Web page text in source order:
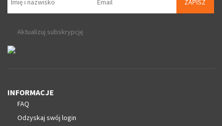
ZAPISZ
Aktualizuj subskrypcję
INFORMACJE
FAQ
Odzyskaj swój login